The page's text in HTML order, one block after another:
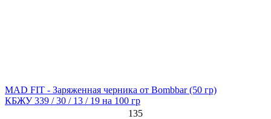
MAD FIT - Заряженная черника от Bombbar(50 гр)
КБЖУ 339 / 30 / 13 / 19 на 100 гр
135